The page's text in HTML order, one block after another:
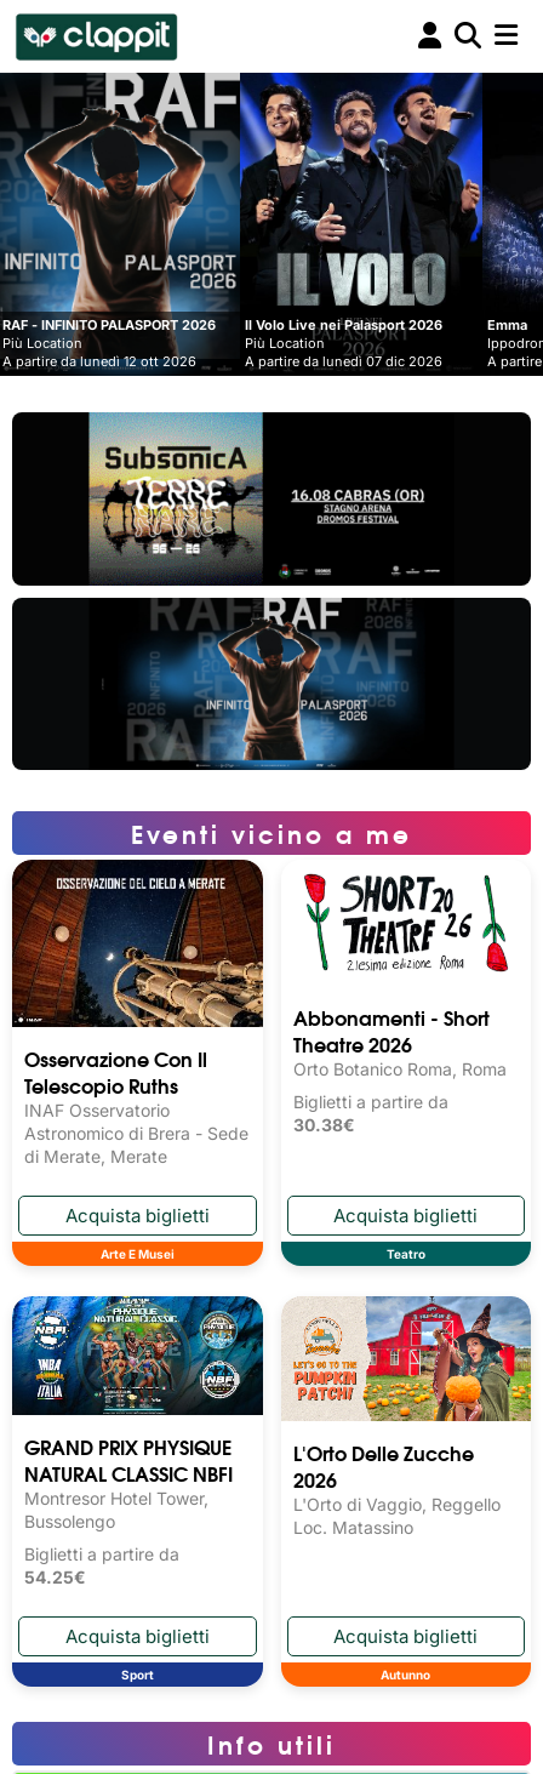
Clappit
biglietteria
2026
2026
Il Volo Live nei Palasport 2026
Più Location
A partire da lunedì 07 dic 2026
Emma
Ippodromo Snai - San Siro
A partire da mercoledì 09 set
Eventi vicino a me
Osservazione Con Il
Telescopio Ruths
INAF Osservatorio
Astronomico di Brera - Sede
di Merate, Merate
Arte E Musei
Abbonamenti - Short
Theatre 2026
Orto Botanico Roma, Roma
Biglietti a partire da
30.38€
Teatro
GRAND PRIX PHYSIQUE
NATURAL CLASSIC NBFI
Montresor Hotel Tower,
Bussolengo
Biglietti a partire da
54.25€
Sport
L'Orto Delle Zucche
2026
L'Orto di Vaggio, Reggello
Loc. Matassino
Autunno
Info utili